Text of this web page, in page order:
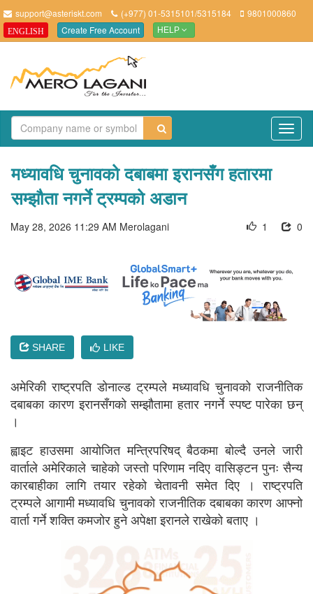
support@asteriskt.com (+977) 01-5315101/5315184 9801000860
ENGLISH Create Free Account HELP
मध्यावधि चुनावको दबाबमा इरानसँग हतारमा
सम्झौता नगर्ने ट्रम्पको अडान
May 28, 2026 11:29 AM Merolagani 0
1
SHARE LIKE
अमेरिकी राष्ट्रपति डोनाल्ड ट्रम्पले मध्यावधि चुनावको राजनीतिक
दबाबका कारण इरानसँगको सम्झौतामा हतार नगर्ने स्पष्ट पारेका छन्
।
ह्वाइट हाउसमा आयोजित मन्त्रिपरिषद् बैठकमा बोल्दै उनले जारी
वार्ताले अमेरिकाले चाहेको जस्तो परिणाम नदिए वासिङ्टन पुनः सैन्य
कारबाहीका लागि तयार रहेको चेतावनी समेत दिए । राष्ट्रपति
ट्रम्पले आगामी मध्यावधि चुनावको राजनीतिक दबाबका कारण आफ्नो
वार्ता गर्ने शक्ति कमजोर हुने अपेक्षा इरानले राखेको बताए ।